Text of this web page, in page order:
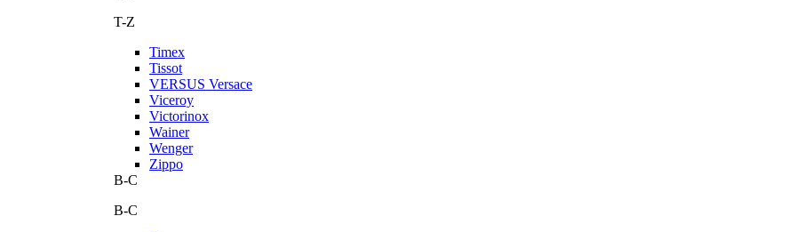
T-Z
Timex
Tissot
VERSUS Versace
Viceroy
Victorinox
Wainer
Wenger
Zippo
В-С
В-С